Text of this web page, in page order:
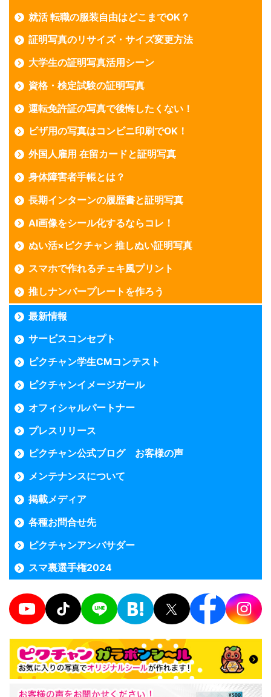
就活 転職の服装自由はどこまでOK？
証明写真のリサイズ・サイズ変更方法
大学生の証明写真活用シーン
資格・検定試験の証明写真
運転免許証の写真で後悔したくない！
ビザ用の写真はコンビニ印刷でOK！
外国人雇用 在留カードと証明写真
身体障害者手帳とは？
長期インターンの履歴書と証明写真
AI画像をシール化するならコレ！
ぬい活×ピクチャン 推しぬい証明写真
スマホで作れるチェキ風プリント
推しナンバープレートを作ろう
最新情報
サービスコンセプト
ピクチャン学生CMコンテスト
ピクチャンイメージガール
オフィシャルパートナー
プレスリリース
ピクチャン公式ブログ お客様の声
メンテナンスについて
掲載メディア
各種お問合せ先
ピクチャンアンバサダー
スマ裏選手権2024